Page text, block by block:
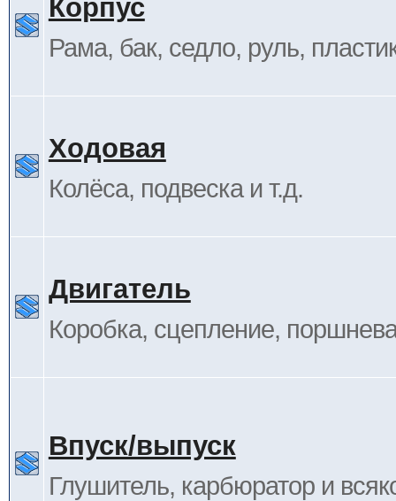
Корпус
Рама, бак, седло, руль,
Ходовая
Колёса, подвеска и т.д.
Двигатель
Коробка, сцепление,
Впуск/выпуск
Глушитель, карбюратор и